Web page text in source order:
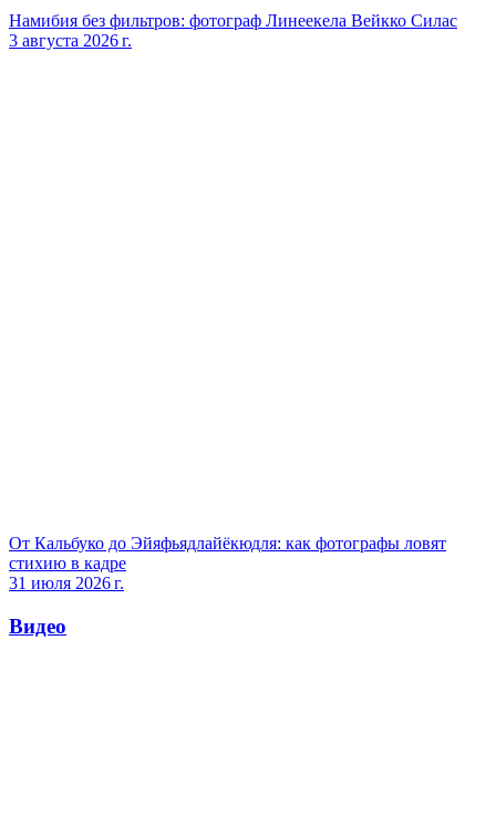
Намибия без фильтров: фотограф Линеекела Вейкко Силас
3 августа 2026 г.
От Кальбуко до Эйяфьядлайёкюдля: как фотографы ловят
стихию в кадре
31 июля 2026 г.
Видео